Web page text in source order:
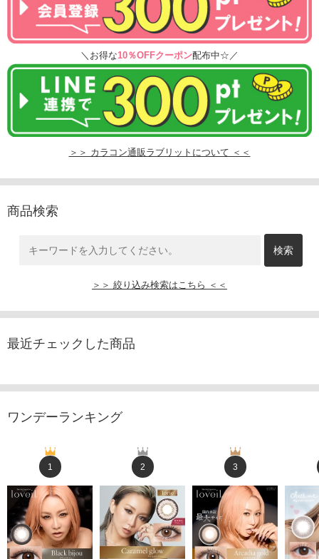
＼お得な10％OFFクーポン配布中☆／
＞＞ カラコン通販ラブリットについて ＜＜
商品検索
＞＞ 絞り込み検索はこちら ＜＜
最近チェックした商品
ワンデーランキング
1 2 3